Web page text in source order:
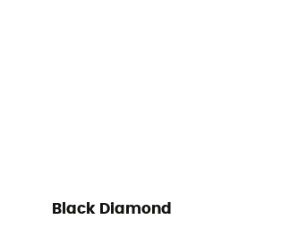
Black Diamond